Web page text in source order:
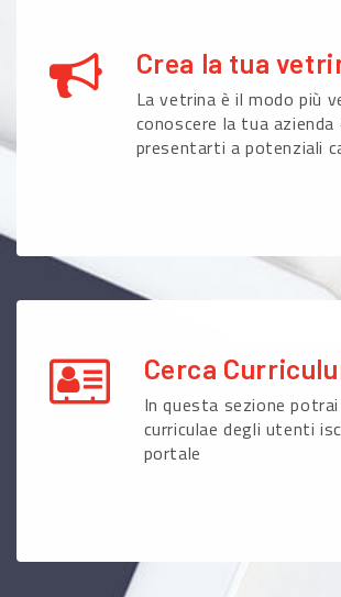
Crea la tua
La vetrina è il modo più
conoscere la tua azienda
presentarti a potenziali
Cerca
In questa sezione
curriculae degli utenti
portale